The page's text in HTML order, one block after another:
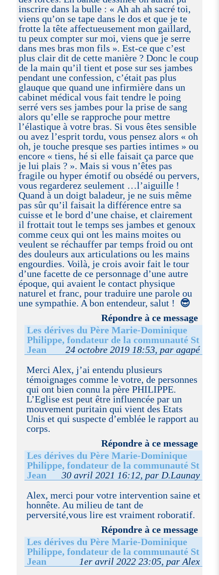
inscrire dans la bulle : « Ah ah ah sacré toi,
viens qu’on se tape dans le dos et que je te
frotte la tête affectueusement mon gaillard,
tu peux compter sur moi, viens que je serre
dans mes bras mon fils ». Est-ce que c’est
plus clair dit de cette manière ? Donc le coup
de la main qu’il tient et pose sur ses jambes
pendant une confession, c’était pas plus
glauque que quand une infirmière dans un
cabinet médical vous fait tendre le poing
serré vers ses jambes pour la prise de sang
alors qu’elle se rapproche pour mettre
l’élastique à votre bras. Si vous êtes sensible
ou avez l’esprit tordu, vous pensez alors « oh
oh, je touche presque ses parties intimes » ou
encore « tiens, hé si elle faisait ça parce que
je lui plais ? ». Mais si vous n’êtes pas
fragile ou hyper émotif ou obsédé ou pervers,
vous regarderez seulement …l’aiguille !
Quand à un doigt baladeur, je ne suis même
pas sûr qu’il faisait la différence entre sa
cuisse et le bord d’une chaise, et clairement
il frottait tout le temps ses jambes et genoux
comme ceux qui ont les mains moites ou
veulent se réchauffer par temps froid ou ont
des douleurs aux articulations ou les mains
engourdies. Voilà, je crois avoir fait le tour
d’une facette de ce personnage d’une autre
époque, qui avaient le contact physique
naturel et franc, pour traduire une parole ou
une sympathie. A bon entendeur, salut ! 😎
Répondre à ce message
Les dérives du Père Marie-Dominique
Philippe, fondateur de la communauté St
Jean
24 octobre 2019 18:53, par agapé
Merci Alex, j’ai entendu plusieurs
témoignages comme le votre, de personnes
qui ont bien connu la père PHILIPPE.
L’Eglise est peut être influencée par un
mouvement puritain qui vient des Etats
Unis et qui suspecte d’emblée le rapport au
corps.
Répondre à ce message
Les dérives du Père Marie-Dominique
Philippe, fondateur de la communauté St
Jean
30 avril 2021 16:12, par D.Launay
Alex, merci pour votre intervention saine et
honnête. Au milieu de tant de
perversité,vous lire est vraiment roboratif.
Répondre à ce message
Les dérives du Père Marie-Dominique
Philippe, fondateur de la communauté St
Jean
1er avril 2022 23:05, par Alex